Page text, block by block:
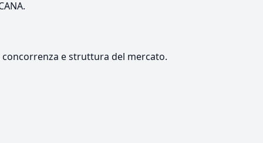
e struttura del mercato.